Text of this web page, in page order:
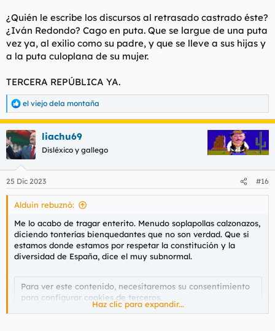
¿Quién le escribe los discursos al retrasado castrado éste?
¿Iván Redondo? Cago en puta. Que se largue de una puta
vez ya, al exilio como su padre, y que se lleve a sus hijas y
a la puta culoplana de su mujer.
TERCERA REPÚBLICA YA.
R
e
a
c
c
e
s
el viejo dela montaña
liachu69
Disléxico y gallego
25 Dic 2023 #16
Alduin rebuznó:
Me lo acabo de tragar enterito. Menudo soplapollas calzonazos,
diciendo tonterías bienquedantes que no son verdad. Que si
estamos donde estamos por respetar la constitución y la
diversidad de España, dice el muy subnormal.
Para ver este contenido, necesitaremos su consentimiento
para configurar cookies de terceros.
Para obtener información más detallada, consulte nuestra
Haz clic para expandir...